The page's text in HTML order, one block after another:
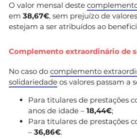
O valor mensal deste
em 38,67€, sem prejuízo de
estejam a ser atribuídos ao
Complemento extraordinário de
No caso do complemento
solidariedade os valores passam a
Para titulares de prestações
anos de idade – 18,44€;
Para titulares de prestações
– 36,86€.